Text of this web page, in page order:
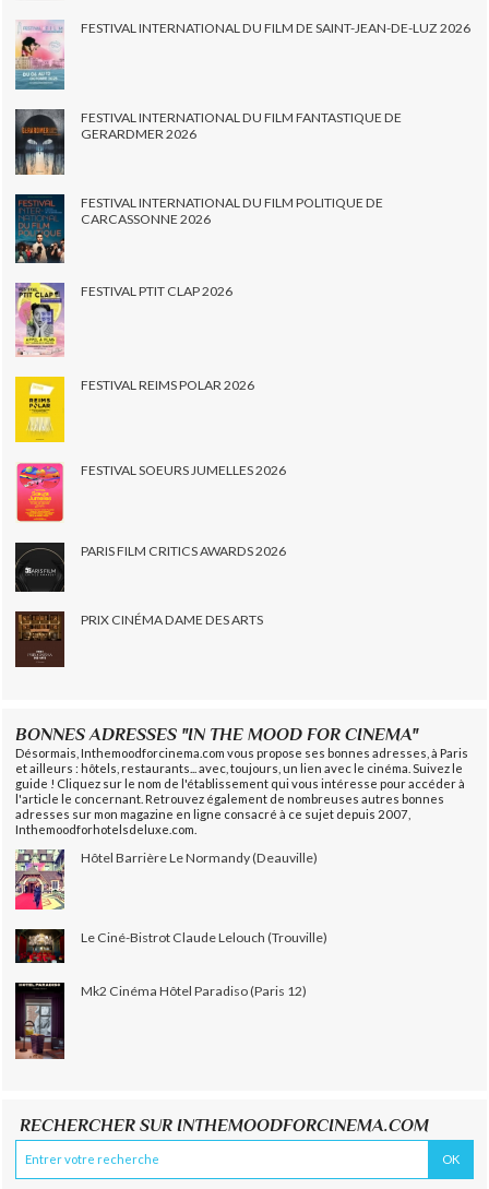
FESTIVAL INTERNATIONAL DU FILM DE SAINT-JEAN-DE-LUZ 2026
FESTIVAL INTERNATIONAL DU FILM FANTASTIQUE DE
GERARDMER 2026
FESTIVAL INTERNATIONAL DU FILM POLITIQUE DE
CARCASSONNE 2026
FESTIVAL PTIT CLAP 2026
FESTIVAL REIMS POLAR 2026
FESTIVAL SOEURS JUMELLES 2026
PARIS FILM CRITICS AWARDS 2026
PRIX CINÉMA DAME DES ARTS
BONNES ADRESSES "IN THE MOOD FOR CINEMA"
Désormais, Inthemoodforcinema.com vous propose ses bonnes adresses, à Paris
et ailleurs : hôtels, restaurants... avec, toujours, un lien avec le cinéma. Suivez le
guide ! Cliquez sur le nom de l'établissement qui vous intéresse pour accéder à
l'article le concernant. Retrouvez également de nombreuses autres bonnes
adresses sur mon magazine en ligne consacré à ce sujet depuis 2007,
Inthemoodforhotelsdeluxe.com.
Hôtel Barrière Le Normandy (Deauville)
Le Ciné-Bistrot Claude Lelouch (Trouville)
Mk2 Cinéma Hôtel Paradiso (Paris 12)
RECHERCHER SUR INTHEMOODFORCINEMA.COM